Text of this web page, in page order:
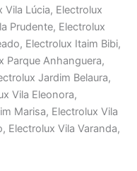
Vila Lúcia, Electrolux
Prudente, Electrolux
Electrolux Itaim Bibi,
Parque Anhanguera,
Jardim Belaura,
Vila Eleonora,
Marisa, Electrolux Vila
Electrolux Vila Varanda,